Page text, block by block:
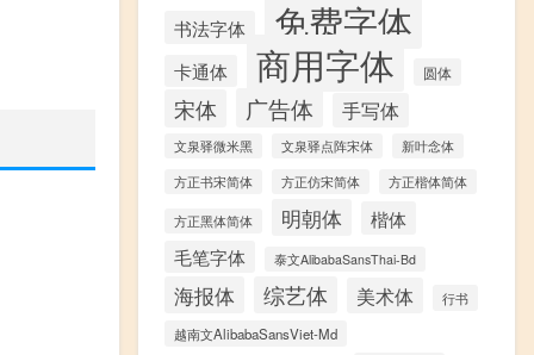
书法字体 免费字体
卡通体 商用字体 圆体
宋体 广告体 手写体
文泉驿微米黑 文泉驿点阵宋体
新叶念体
方正书宋简体
方正仿宋简体 方正楷体简体
方正黑体简体 明朝体 楷体
毛笔字体 泰文AlibabaSansThai-Bd
海报体 综艺体 美术体
行书
越南文AlibabaSansViet-Md